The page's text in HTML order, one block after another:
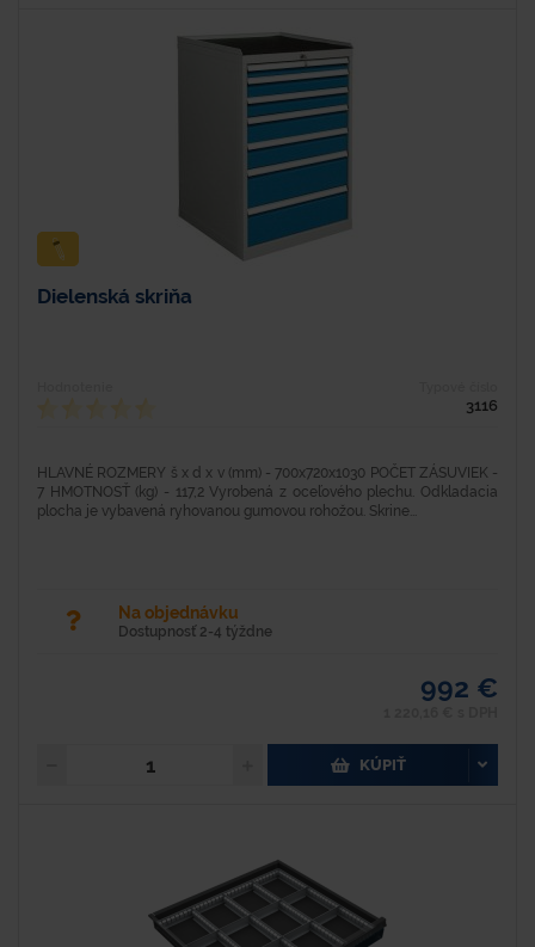
Dielenská skriňa
3116
HLAVNÉ ROZMERY š x d x v (mm) - 700x720x1030 POČET ZÁSUVIEK -
7 HMOTNOSŤ (kg) - 117,2 Vyrobená z oceľového plechu. Odkladacia
plocha je vybavená ryhovanou gumovou rohožou. Skrine...
Na objednávku
Dostupnosť 2-4 týždne
992 €
KÚPIŤ